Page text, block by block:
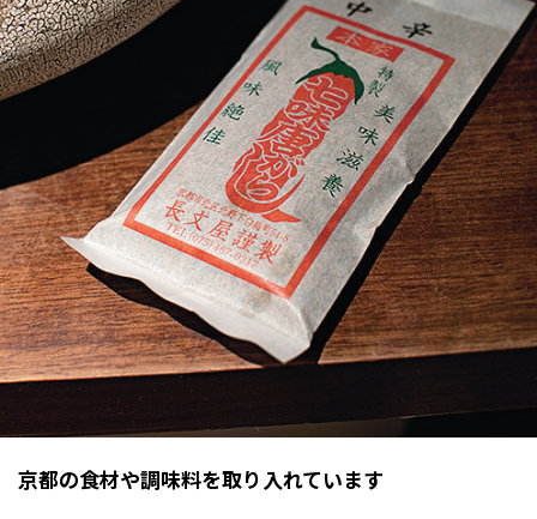
京都の食材や調味料を取り入れています